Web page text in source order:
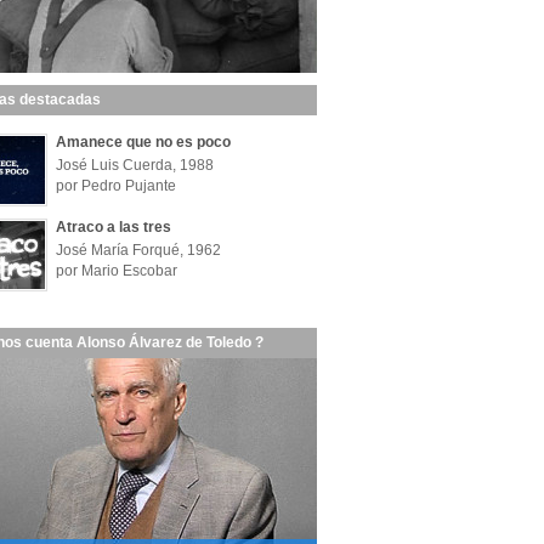
destacadas
Amanece que no es poco
José Luis Cuerda, 1988
por Pedro Pujante
Atraco a las tres
José María Forqué, 1962
por Mario Escobar
cuenta Alonso Álvarez de Toledo ?